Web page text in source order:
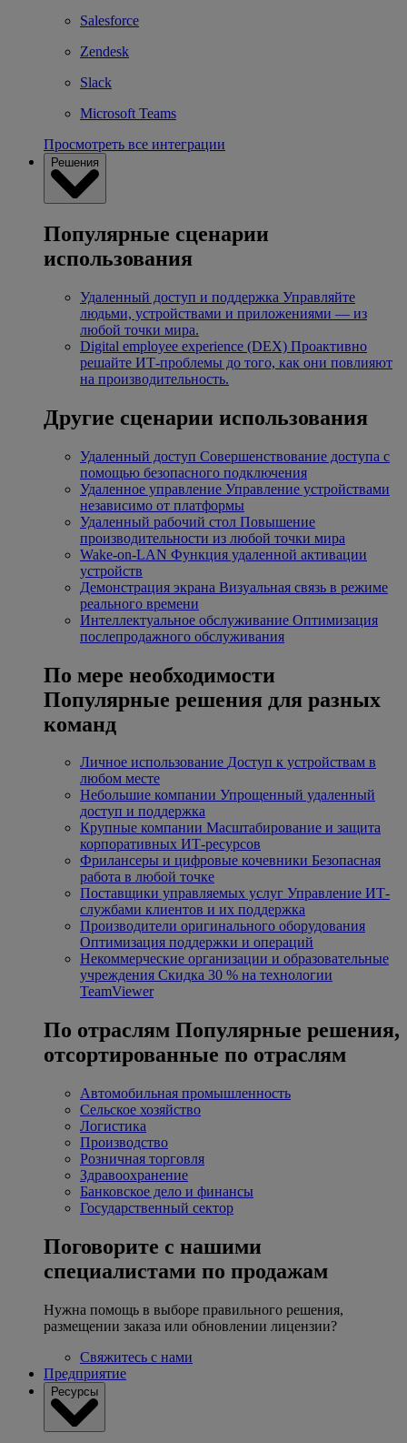
Salesforce
Zendesk
Slack
Microsoft Teams
Просмотреть все интеграции
Решения
Популярные сценарии
использования
Удаленный доступ и поддержка Управляйте
людьми, устройствами и приложениями — из
любой точки мира.
Digital employee experience (DEX) Проактивно
решайте ИТ-проблемы до того, как они повлияют
на производительность.
Другие сценарии использования
Удаленный доступ Совершенствование доступа с
помощью безопасного подключения
Удаленное управление Управление устройствами
независимо от платформы
Удаленный рабочий стол Повышение
производительности из любой точки мира
Wake-on-LAN Функция удаленной активации
устройств
Демонстрация экрана Визуальная связь в режиме
реального времени
Интеллектуальное обслуживание Оптимизация
послепродажного обслуживания
По мере необходимости
Популярные решения для разных
команд
Личное использование Доступ к устройствам в
любом месте
Небольшие компании Упрощенный удаленный
доступ и поддержка
Крупные компании Масштабирование и защита
корпоративных ИТ-ресурсов
Фрилансеры и цифровые кочевники Безопасная
работа в любой точке
Поставщики управляемых услуг Управление ИТ-
службами клиентов и их поддержка
Производители оригинального оборудования
Оптимизация поддержки и операций
Некоммерческие организации и образовательные
учреждения Скидка 30 % на технологии
TeamViewer
По отраслям Популярные решения,
отсортированные по отраслям
Автомобильная промышленность
Сельское хозяйство
Логистика
Производство
Розничная торговля
Здравоохранение
Банковское дело и финансы
Государственный сектор
Поговорите с нашими
специалистами по продажам
Нужна помощь в выборе правильного решения,
размещении заказа или обновлении лицензии?
Свяжитесь с нами
Предприятие
Ресурсы